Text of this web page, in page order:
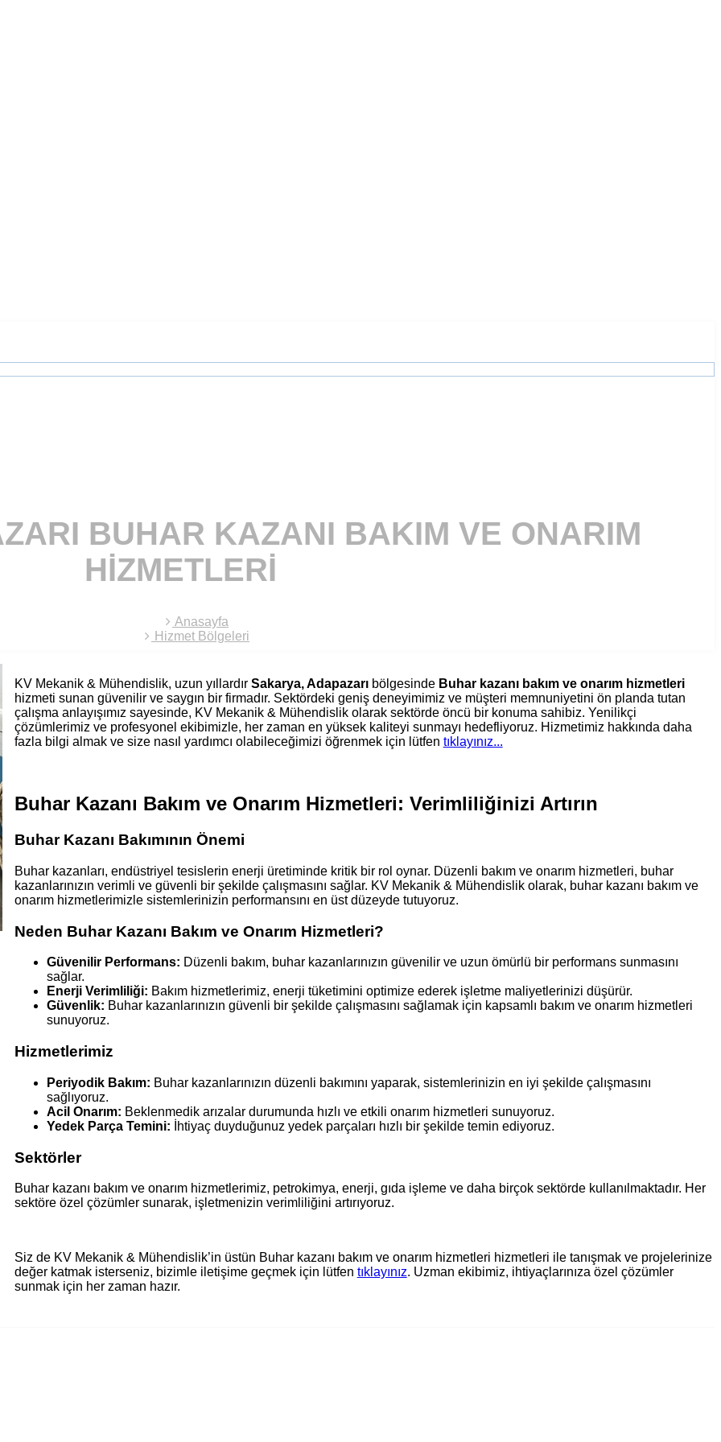
BUHAR KAZANI BAKIM VE ONARIM
HIZMETLERI
Anasayfa
Hizmet Bölgeleri
KV Mekanik & Mühendislik, uzun yıllardır Sakarya, Adapazarıbölgesinde Buhar kazanı bakım ve onarım hizmetleri
hizmeti sunan güvenilir ve saygın bir firmadır. Sektördeki geniş deneyimimiz ve müşteri memnuniyetini ön planda tutan
çalışma anlayışımız sayesinde, KV Mekanik & Mühendislik olarak sektörde öncü bir konuma sahibiz. Yenilikçi
çözümlerimiz ve profesyonel ekibimizle, her zaman en yüksek kaliteyi sunmayı hedefliyoruz. Hizmetimiz hakkında daha
fazla bilgi almak ve size nasıl yardımcı olabileceğimizi öğrenmek için lütfen tıklayınız...
Buhar Kazanı Bakım ve Onarım Hizmetleri: Verimliliğinizi Artırın
Buhar Kazanı Bakımının Önemi
Buhar kazanları, endüstriyel tesislerin enerji üretiminde kritik bir rol oynar. Düzenli bakım ve onarım hizmetleri, buhar
kazanlarınızın verimli ve güvenli bir şekilde çalışmasını sağlar. KV Mekanik & Mühendislik olarak, buhar kazanı bakım ve
onarım hizmetlerimizle sistemlerinizin performansını en üst düzeyde tutuyoruz.
Neden Buhar Kazanı Bakım ve Onarım Hizmetleri?
Güvenilir Performans: Düzenli bakım, buhar kazanlarınızın güvenilir ve uzun ömürlü bir performans sunmasını
sağlar.
Enerji Verimliliği: Bakım hizmetlerimiz, enerji tüketimini optimize ederek işletme maliyetlerinizi düşürür.
Güvenlik: Buhar kazanlarınızın güvenli bir şekilde çalışmasını sağlamak için kapsamlı bakım ve onarım hizmetleri
sunuyoruz.
Hizmetlerimiz
Periyodik Bakım: Buhar kazanlarınızın düzenli bakımını yaparak, sistemlerinizin en iyi şekilde çalışmasını
sağlıyoruz.
Acil Onarım: Beklenmedik arızalar durumunda hızlı ve etkili onarım hizmetleri sunuyoruz.
Yedek Parça Temini: İhtiyaç duyduğunuz yedek parçaları hızlı bir şekilde temin ediyoruz.
Sektörler
Buhar kazanı bakım ve onarım hizmetlerimiz, petrokimya, enerji, gıda işleme ve daha birçok sektörde kullanılmaktadır. Her
sektöre özel çözümler sunarak, işletmenizin verimliliğini artırıyoruz.
Siz de KV Mekanik & Mühendislik’in üstün Buhar kazanı bakım ve onarım hizmetleri hizmetleri ile tanışmak ve projelerinize
değer katmak isterseniz, bizimle iletişime geçmek için lütfen tıklayınız. Uzman ekibimiz, ihtiyaçlarınıza özel çözümler
sunmak için her zaman hazır.